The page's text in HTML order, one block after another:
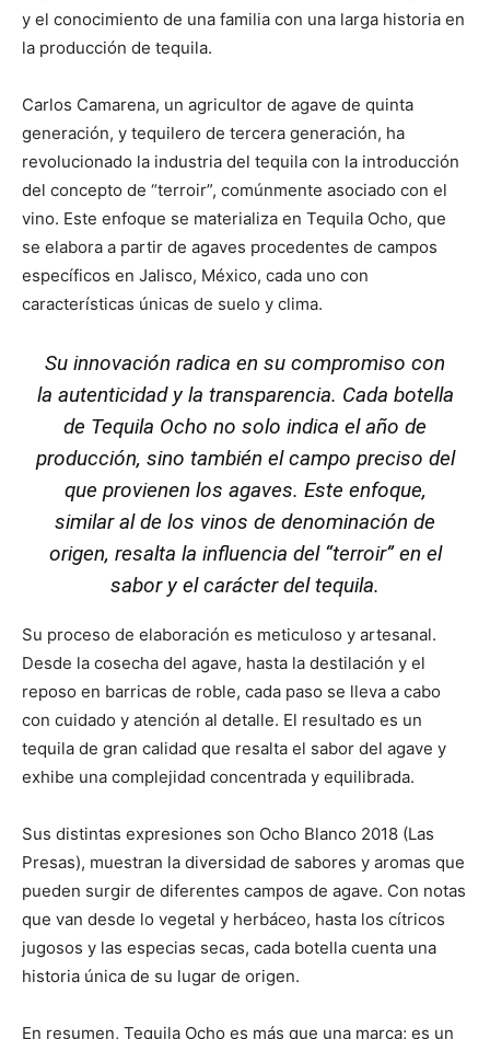
y el conocimiento de una familia con una larga historia en
la producción de tequila.
Carlos Camarena, un agricultor de agave de quinta
generación, y tequilero de tercera generación, ha
revolucionado la industria del tequila con la introducción
del concepto de “terroir”, comúnmente asociado con el
vino. Este enfoque se materializa en Tequila Ocho, que
se elabora a partir de agaves procedentes de campos
específicos en Jalisco, México, cada uno con
características únicas de suelo y clima.
Su innovación radica en su compromiso con
la autenticidad y la transparencia. Cada botella
de Tequila Ocho no solo indica el año de
producción, sino también el campo preciso del
que provienen los agaves. Este enfoque,
similar al de los vinos de denominación de
origen, resalta la influencia del “terroir” en el
sabor y el carácter del tequila.
Su proceso de elaboración es meticuloso y artesanal.
Desde la cosecha del agave, hasta la destilación y el
reposo en barricas de roble, cada paso se lleva a cabo
con cuidado y atención al detalle. El resultado es un
tequila de gran calidad que resalta el sabor del agave y
exhibe una complejidad concentrada y equilibrada.
Sus distintas expresiones son Ocho Blanco 2018 (Las
Presas), muestran la diversidad de sabores y aromas que
pueden surgir de diferentes campos de agave. Con notas
que van desde lo vegetal y herbáceo, hasta los cítricos
jugosos y las especias secas, cada botella cuenta una
historia única de su lugar de origen.
En resumen, Tequila Ocho es más que una marca; es un